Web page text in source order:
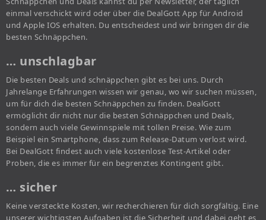
einmal verschickt wird oder über die DealGott App für Android
und Apple IOS erhalten. Du entscheidest und wir bringen dir die
besten Schnäppchen.
… unschlagbar
Die besten Deals und schnäppchen gibt es bei uns. Durch
Jahrelange Erfahrungen wissen wir genau, wo wir suchen müssen,
um für dich die besten Schnäppchen zu finden. DealGott
ermöglicht dir nicht nur die besten Schnäppchen und Deals,
sondern auch viele Gewinnspiele mit tollen Preise. Wie zum
Beispiel ein Smartphone, dass zum Release-Datum verlost wird.
Bei DealGott findest auch viele kostenlose Test-Artikel oder
Proben, die es immer für ein begrenztes Kontingent gibt.
… sicher
Keine versteckte Kosten, wir recherchieren für dich sorgfältig. Eine
unserer wichtigsten Aufgaben ist die Sicherheit und dabei geht es